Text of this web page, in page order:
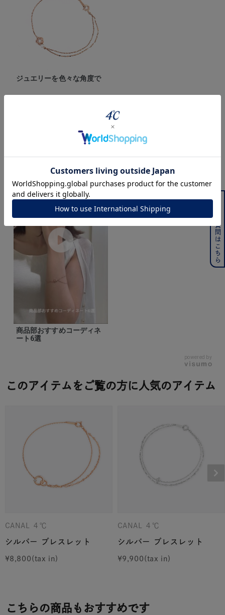
ジュエリーを色々な角度で
Style Video
商品部おすすめコーディネ
ート6選
powered by
このアイテムをご覧の方に人気のアイテム
CANAL ４℃
シルバー ブレスレット
¥8,800
CANAL ４℃
シルバー ブレスレット
¥9,900
こちらの商品もおすすめです
よくある質問はこちら